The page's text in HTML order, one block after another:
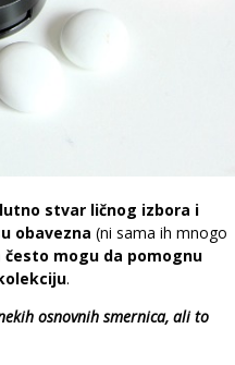
stvar ličnog izbora i
obavezna (ni sama ih mnogo
često mogu da pomognu
.
osnovnih smernica, ali to